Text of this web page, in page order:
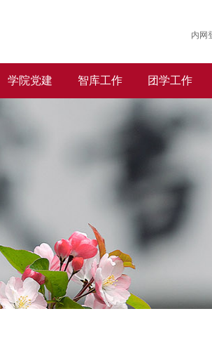
内网
学院党建 智库工作 团学工作